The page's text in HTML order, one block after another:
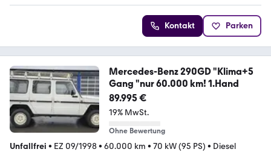
Kontakt Parken
Mercedes-Benz 290GD "Klima+5
Gang "nur 60.000 km! 1.Hand
89.995 €
19% MwSt.
Ohne Bewertung
Unfallfrei • EZ 09/1998• 60.000 km • 70 kW (95 PS) • Diesel